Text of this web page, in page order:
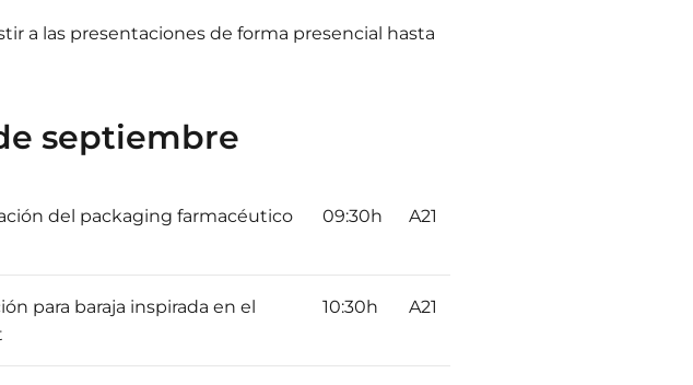
a las presentaciones de forma presencial hasta
septiembre
del packaging farmacéutico 09:30h A21
para baraja inspirada en el
10:30h A21